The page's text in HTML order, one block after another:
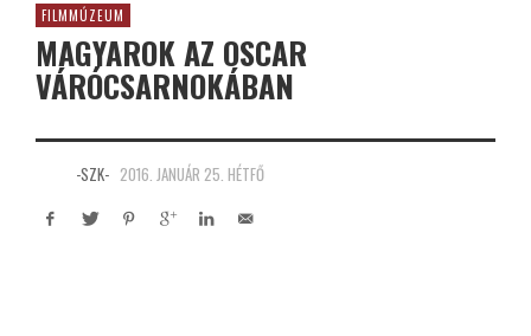
FILMMÚZEUM
MAGYAROK AZ OSCAR
VÁRÓCSARNOKÁBAN
-SZK- 2016. JANUÁR 25. HÉTFŐ